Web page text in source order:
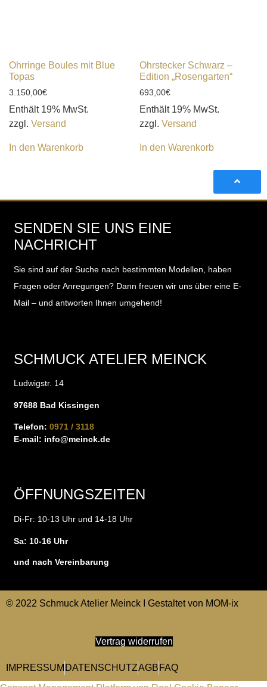
Ohrringe Boules mit Blue
Topas
3.150,00€
Enthält 19% MwSt.
zzgl. Versand
In den Warenkorb
Ohrstecker Schwarz –
Edition „Rosengarten“
693,00€
Enthält 19% MwSt.
zzgl. Versand
In den Warenkorb
SENDEN SIE UNS EINE
NACHRICHT
Sie sind auf der Suche nach bestimmten Modellen, haben
Fragen oder Anregungen? Dann freuen wir uns über eine E-
Mail – und antworten Ihnen umgehend!
SCHMUCK ATELIER MEINCK
Ludwigstr. 14
97688 Bad Kissingen
Telefon: 0971 / 3118
E-mail: info@meinck.de
ÖFFNUNGSZEITEN
Di-Fr: 10-13 Uhr und 14-18 Uhr
Sa: 10-16 Uhr
und nach Vereinbarung
© 2022 Schmuck Atelier Meinck I Gestaltet von MOM-ix
Vertrag widerrufen
IMPRESSUM DATENSCHUTZAGB FAQ